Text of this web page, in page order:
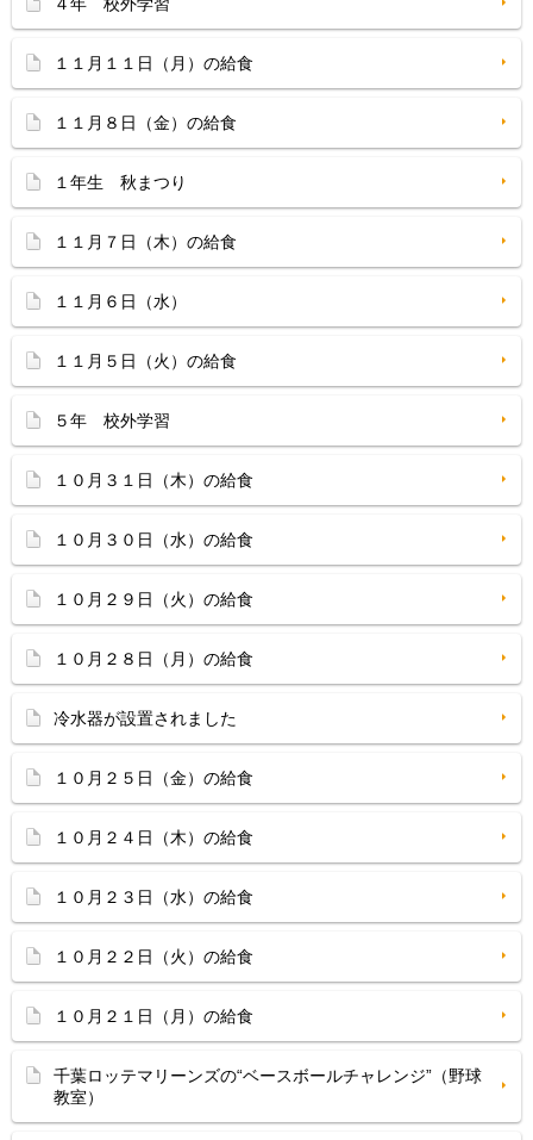
１１月１１日（月）の給食
１１月８日（金）の給食
１年生 秋まつり
１１月７日（木）の給食
１１月６日（水）
１１月５日（火）の給食
５年 校外学習
１０月３１日（木）の給食
１０月３０日（水）の給食
１０月２９日（火）の給食
１０月２８日（月）の給食
冷水器が設置されました
１０月２５日（金）の給食
１０月２４日（木）の給食
１０月２３日（水）の給食
１０月２２日（火）の給食
１０月２１日（月）の給食
千葉ロッテマリーンズの“ベースボールチャレンジ”（野球
教室）